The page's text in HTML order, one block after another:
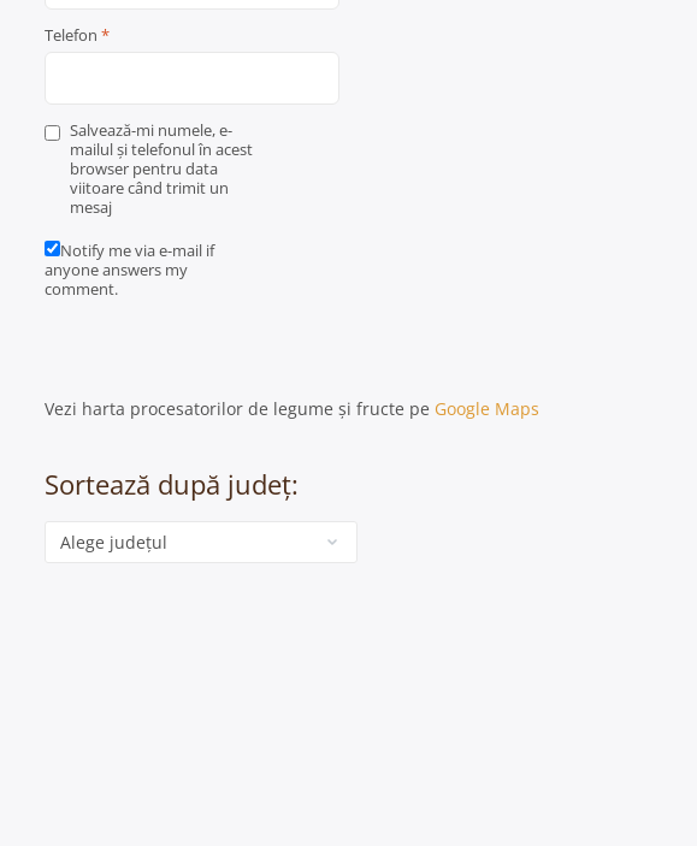
Telefon *
Salvează-mi numele, e-
mailul și telefonul în acest
browser pentru data
viitoare când trimit un
mesaj
Notify me via e-mail if
anyone answers my
comment.
Vezi harta procesatorilor de legume și fructe pe Google Maps
Sortează după județ:
Categorie